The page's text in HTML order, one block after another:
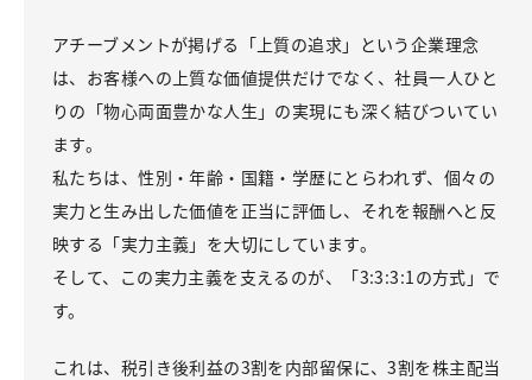
アチーブメントが掲げる「上質の追求」という企業理念
は、お客様への上質な価値提供だけでなく、社員一人ひと
りの「物心両面豊かな人生」の実現にも深く結びついてい
ます。
私たちは、性別・年齢・国籍・学歴にとらわれず、個々の
実力と生み出した価値を正当に評価し、それを報酬へと反
映する「実力主義」を大切にしています。
そして、この実力主義を支えるのが、「3:3:3:1の方式」で
す。
これは、税引き後利益の3割を内部留保に、3割を株主配当